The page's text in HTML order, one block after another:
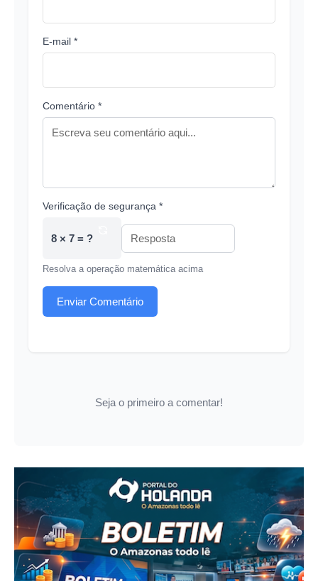
E-mail *
Comentário *
Verificação de segurança *
8 × 7 = ?
Resolva a operação matemática acima
Enviar Comentário
Seja o primeiro a comentar!